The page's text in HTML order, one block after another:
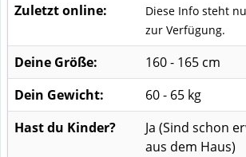
Zuletzt online: Diese Info steht
zur Verfügung.
Deine Größe:
160 - 165 cm
Dein Gewicht:
60 - 65 kg
Hast du Kinder?
Ja (Sind schon
aus dem Haus)